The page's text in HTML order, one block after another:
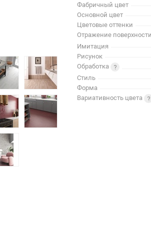
Фабричный цвет
Основной цвет
Цветовые оттенки
Отражение поверхности
Имитация
Рисунок
Обработка
Стиль
Форма
Вариативность цвета